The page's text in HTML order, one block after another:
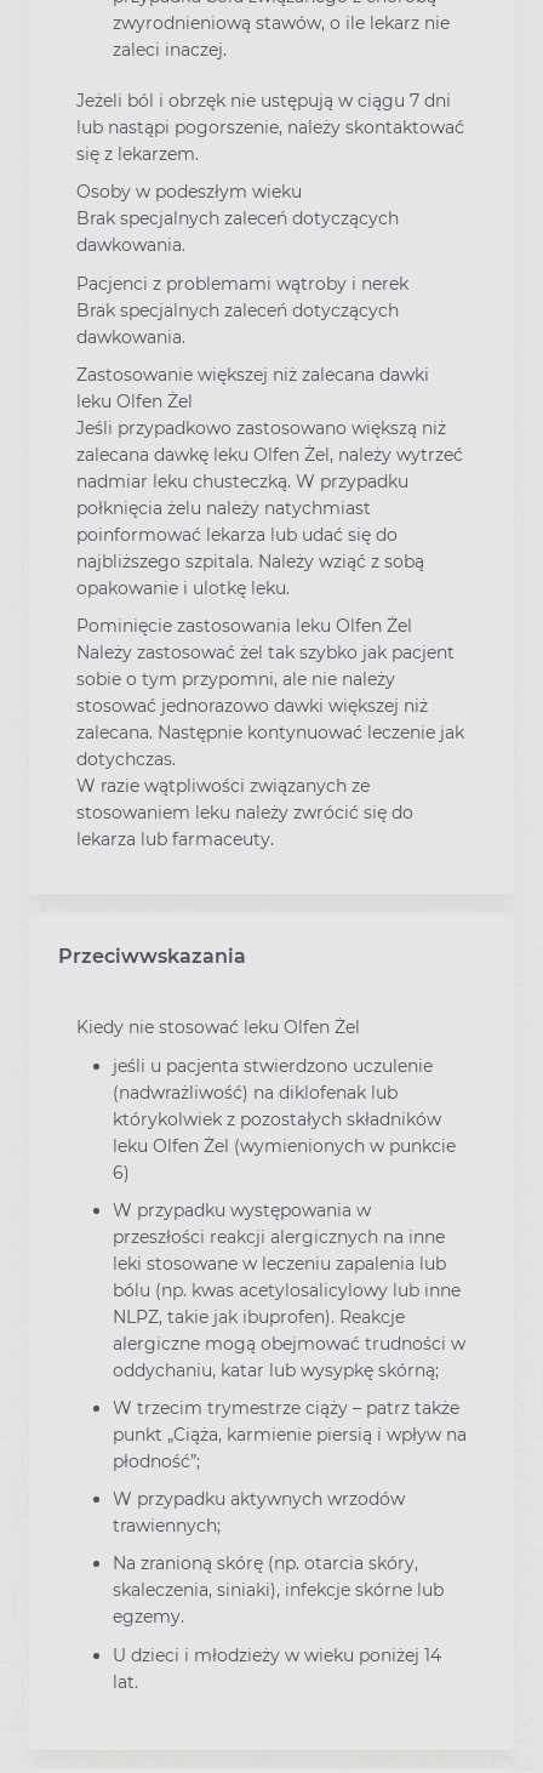
zwyrodnieniową stawów, o ile lekarz nie
zaleci inaczej.
Jeżeli ból i obrzęk nie ustępują w ciągu 7 dni
lub nastąpi pogorszenie, należy skontaktować
się z lekarzem.
Osoby w podeszłym wieku
Brak specjalnych zaleceń dotyczących
dawkowania.
Pacjenci z problemami wątroby i nerek
Brak specjalnych zaleceń dotyczących
dawkowania.
Zastosowanie większej niż zalecana dawki
leku Olfen Żel
Jeśli przypadkowo zastosowano większą niż
zalecana dawkę leku Olfen Żel, należy wytrzeć
nadmiar leku chusteczką. W przypadku
połknięcia żelu należy natychmiast
poinformować lekarza lub udać się do
najbliższego szpitala. Należy wziąć z sobą
opakowanie i ulotkę leku.
Pominięcie zastosowania leku Olfen Żel
Należy zastosować żel tak szybko jak pacjent
sobie o tym przypomni, ale nie należy
stosować jednorazowo dawki większej niż
zalecana. Następnie kontynuować leczenie jak
dotychczas.
W razie wątpliwości związanych ze
stosowaniem leku należy zwrócić się do
lekarza lub farmaceuty.
Przeciwwskazania
Kiedy nie stosować leku Olfen Żel
jeśli u pacjenta stwierdzono uczulenie
(nadwrażliwość) na diklofenak lub
którykolwiek z pozostałych składników
leku Olfen Żel (wymienionych w punkcie
6)
W przypadku występowania w
przeszłości reakcji alergicznych na inne
leki stosowane w leczeniu zapalenia lub
bólu (np. kwas acetylosalicylowy lub inne
NLPZ, takie jak ibuprofen). Reakcje
alergiczne mogą obejmować trudności w
oddychaniu, katar lub wysypkę skórną;
W trzecim trymestrze ciąży – patrz także
punkt „Ciąża, karmienie piersią i wpływ na
płodność”;
W przypadku aktywnych wrzodów
trawiennych;
Na zranioną skórę (np. otarcia skóry,
skaleczenia, siniaki), infekcje skórne lub
egzemy.
U dzieci i młodzieży w wieku poniżej 14
lat.